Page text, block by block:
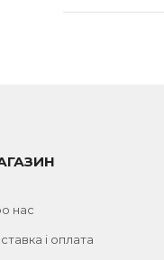
нас
і оплата